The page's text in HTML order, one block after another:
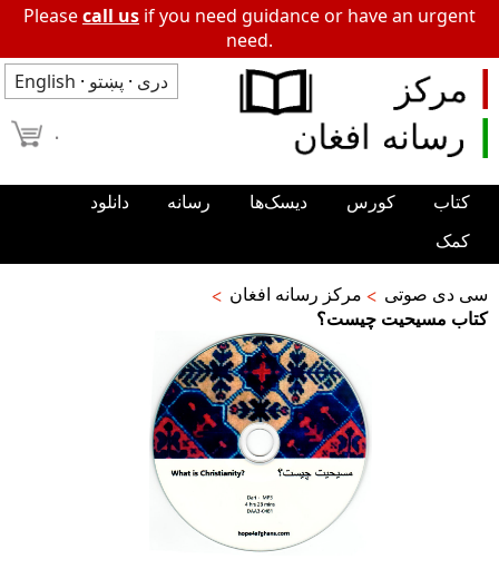
Pleasecall us if you need guidance or have an urgent
need.
English · دری · پښتو
۰
کتاب کورس دیسک‌ها رسانه
دانلود
کمک
مرکز رسانه افغان
سی دی صوتی
کتاب مسیحیت چیست؟